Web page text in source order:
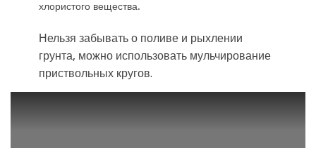
хлористого вещества.
Нельзя забывать о поливе и рыхлении
грунта, можно использовать мульчирование
приствольных кругов.